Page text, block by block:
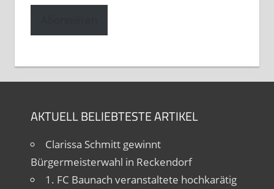
Adresse
AKTUELL BELIEBTESTE ARTIKEL
Clarissa Schmitt gewinnt
Bürgermeisterwahl in Reckendorf
1. FC Baunach veranstaltete hochkarätig